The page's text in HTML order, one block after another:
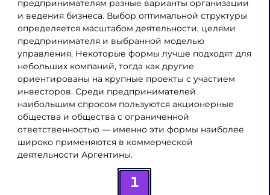
предпринимателям разные варианты организации
и ведения бизнеса. Выбор оптимальной структуры
определяется масштабом деятельности, целями
предпринимателя и выбранной моделью
управления. Некоторые формы лучше подходят для
небольших компаний, тогда как другие
ориентированы на крупные проекты с участием
инвесторов. Среди предпринимателей
наибольшим спросом пользуются акционерные
общества и общества с ограниченной
ответственностью — именно эти формы наиболее
широко применяются в коммерческой
деятельности Аргентины.
1